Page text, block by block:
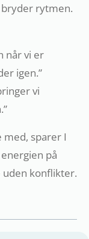
rytmen.
når vi er
igen.”
vi
med, sparer I
på
uden konflikter.